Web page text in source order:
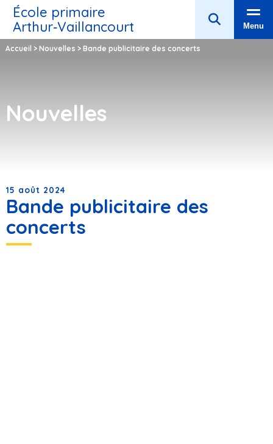
École primaire
Arthur‑Vaillancourt
Menu
Accueil > Nouvelles > Bande publicitaire des concerts
Nouvelles
15 août 2024
Bande publicitaire des
concerts